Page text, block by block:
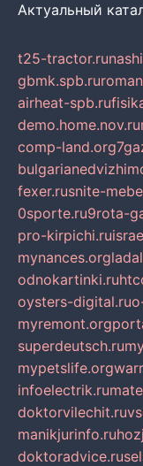
Актуальный
t25-tractor.ru
gbmk.spb.ru
airheat-spb.ru
demo.home.nov.ru
comp-land.org
fexer.rusnite-
0sporte.ru9rota-
pro-kirpichi.ru
mynances.org
odnokartinki.ru
oysters-digital.ru
myremont.org
superdeutsch.ru
mypetslife.org
infoelectrik.ru
doktorvilechit.ru
manikjurinfo.ru
doktoradvice.ru